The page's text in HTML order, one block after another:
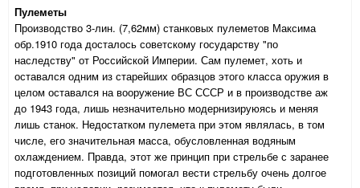
Пулеметы
Производство 3-лин. (7,62мм) станковых пулеметов Максима
обр.1910 года досталось советскому государству "по
наследству" от Российской Империи. Сам пулемет, хоть и
оставался одним из старейших образцов этого класса оружия в
целом оставался на вооружение ВС СССР и в производстве аж
до 1943 года, лишь незначительно модернизируюясь и меняя
лишь станок. Недостатком пулемета при этом являлась, в том
числе, его значительная масса, обусловленная водяным
охлаждением. Правда, этот же принцип при стрельбе с заранее
подготовленных позиций помогал вести стрельбу очень долгое